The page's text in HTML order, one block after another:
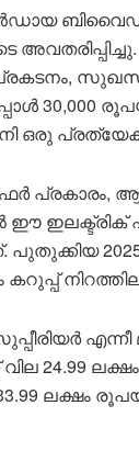
പ്രകടനം,
30,000
ഒരു
ഇലക്ട്രിക്
പുതുക്കിയ
24.99
33.99 ലക്ഷം